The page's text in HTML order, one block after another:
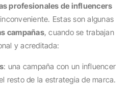
profesionales de influencers
Estas son algunas
campañas, cuando se trabajan
y acreditada:
: una campaña con un influencer
resto de la estrategia de marca.